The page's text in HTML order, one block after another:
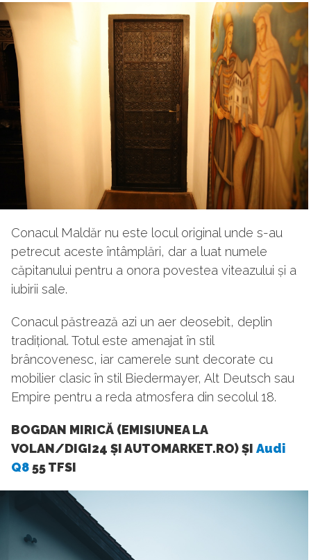
Conacul Maldăr nu este locul original unde s-au
petrecut aceste întâmplări, dar a luat numele
căpitanului pentru a onora povestea viteazului și a
iubirii sale.
Conacul păstrează azi un aer deosebit, deplin
tradițional. Totul este amenajat în stil
brâncovenesc, iar camerele sunt decorate cu
mobilier clasic în stil Biedermayer, Alt Deutsch sau
Empire pentru a reda atmosfera din secolul 18.
BOGDAN MIRICĂ (EMISIUNEA LA
VOLAN/DIGI24 ȘI AUTOMARKET.RO) ȘI Audi
Q855 TFSI